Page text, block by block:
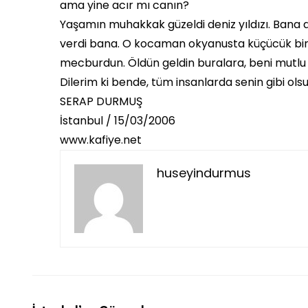
ama yine acır mı canın?
Yaşamın muhakkak güzeldi deniz yıldızı.
verdi bana. O kocaman okyanusta küçücük
mecburdun. Öldün geldin buralara, beni
Dilerim ki bende, tüm insanlarda senin gibi
SERAP DURMUŞ
İstanbul / 15/03/2006
www.kafiye.net
huseyindurmus